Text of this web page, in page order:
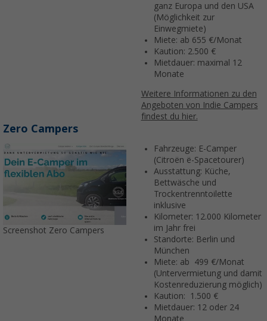
ganz Europa und den USA
(Möglichkeit zur
Einwegmiete)
Miete: ab 655 €/Monat
Kaution: 2.500 €
Mietdauer: maximal 12
Monate
Weitere Informationen zu den
Angeboten von Indie Campers
findest du hier.
Zero Campers
Screenshot Zero Campers
Fahrzeuge: E-Camper
(Citroën ë-Spacetourer)
Ausstattung: Küche,
Bettwäsche und
Trockentrenntoilette
inklusive
Kilometer: 12.000 Kilometer
im Jahr frei
Standorte: Berlin und
München
Miete: ab 499 €/Monat
(Untervermietung und damit
Kostenreduzierung möglich)
Kaution: 1.500 €
Mietdauer: 12 oder 24
Monate